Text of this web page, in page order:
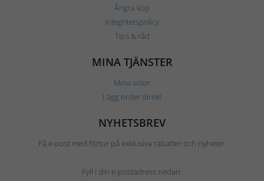
Ångra köp
Integritetspolicy
Tips & råd
MINA TJÄNSTER
Mina sidor
Lägg order direkt
NYHETSBREV
Få e-post med förtur på exklusiva rabatter och nyheter.
Fyll i din e-postadress nedan.